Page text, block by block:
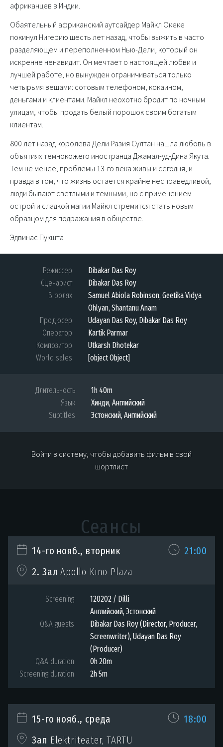
африканцев в Индии.
Обаятельный африканский аутсайдер Майкл Океке
покинул Нигерию шесть лет назад, чтобы выжить в часто
разделяющем и переполненном Нью-Дели, который он
искренне ненавидит. Он мечтает о настоящей любви и
лучшей работе, но вынужден ограничиваться только
четырьмя вещами: сотовым телефоном, кокаином,
деньгами и клиентами. Майкл неохотно бродит по ночным
улицам, чтобы продать белый порошок своим богатым
клиентам.
800 лет назад королева Дели Разия Султан нашла любовь в
объятиях темнокожего иностранца Джамал-уд-Дина Якута.
Тем не менее, проблемы 13-го века живы и сегодня, и
правда в том, что жизнь остается крайне несправедливой,
люди бывают светлыми и темными, но с применением
острой и сладкой магии Майкл стремится стать новым
образцом для подражания в обществе.
Эдвинас Пукшта
Режиссер
Dibakar Das Roy
Сценарист
Dibakar Das Roy
В ролях
Samuel Abiola Robinson, Geetika Vidya
Ohlyan, Shantanu Anam
Продюсер
Udayan Das Roy, Dibakar Das Roy
Оператор
Kartik Parmar
Композитор
Utkarsh Dhotekar
World sales
[object Object]
Длительность
1h 40m
Язык
Хинди, Английский
Subtitles
Эстонский, Английский
Войти в систему, чтобы добавить фильм в свой
шортлист
Сеансы
14-го нояб., вторник
21:00
2. Зал Apollo Kino Plaza
Screening
120202 / Dilli
Английский, Эстонский
Q&A guests
Dibakar Das Roy (Director, Producer,
Screenwriter), Udayan Das Roy
(Producer)
Q&A duration
0h 20m
Screening duration
2h 5m
15-го нояб., среда
18:00
Зал Elektriteater, TARTU